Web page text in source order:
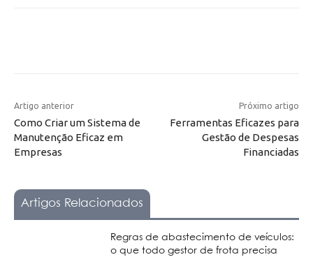
Artigo anterior
Como Criar um Sistema de
Manutenção Eficaz em
Empresas
Próximo artigo
Ferramentas Eficazes para
Gestão de Despesas
Financiadas
Artigos Relacionados
Regras de abastecimento de veículos:
o que todo gestor de frota precisa